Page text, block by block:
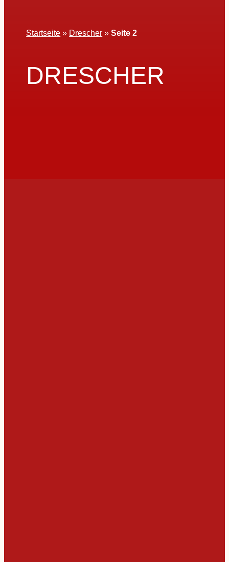
Startseite » Drescher »Seite 2
DRESCHER